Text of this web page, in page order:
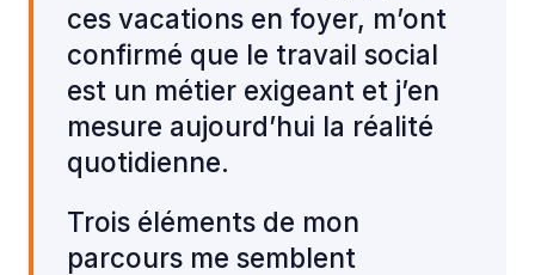
ces vacations en foyer, m’ont
confirmé que le travail social
est un métier exigeant et j’en
mesure aujourd’hui la réalité
quotidienne.
Trois éléments de mon
parcours me semblent